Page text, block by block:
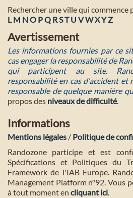
Rechercher une ville qui commence
L M NO PQ RST U VWXYZ
Avertissement
Les informations fournies par ce
cas engager la responsabilité de
qui participent au site.
responsabilité en cas d'accident
responsable de quelque manière
propos des niveaux de difficulté.
Informations
Mentions légales / Politique de
Randozone participe et est
Spécifications et Politiques du
Framework de l'IAB Europe.
Management Platform n°92. Vous
à tout moment en cliquant ici.